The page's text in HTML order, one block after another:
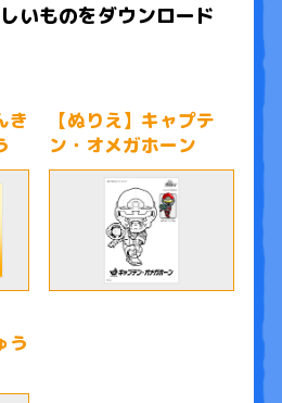
いものをダウンロード
き
【ぬりえ】キャプテ
ン・オメガホーン
う